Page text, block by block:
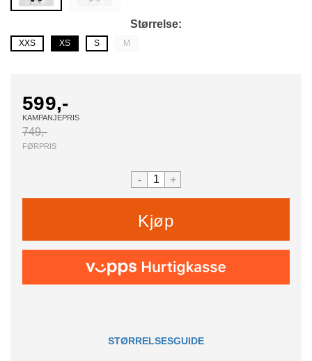
Størrelse
XXS XS S M
599,-
KAMPANJEPRIS
749,-
FØRPRIS
- +
Kjøp
STØRRELSESGUIDE